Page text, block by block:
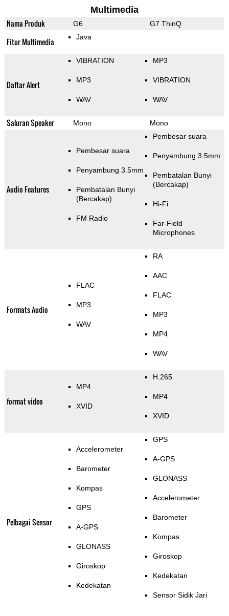
Multimedia
Nama Produk G6 G7 ThinQ
Fitur Multimedia Java
Daftar Alert
VIBRATION
MP3
WAV
MP3
VIBRATION
WAV
Saluran Speaker Mono Mono
Audio Features
Pembesar suara
Penyambung 3.5mm
Pembatalan Bunyi
(Bercakap)
FM Radio
Pembesar suara
Penyambung 3.5mm
Pembatalan Bunyi
(Bercakap)
Hi-Fi
Far-Field
Microphones
Formats Audio
FLAC
MP3
WAV
RA
AAC
FLAC
MP3
MP4
WAV
format video
MP4
XVID
H.265
MP4
XVID
Pelbagai Sensor
Accelerometer
Barometer
Kompas
GPS
A-GPS
GLONASS
Giroskop
Kedekatan
GPS
A-GPS
GLONASS
Accelerometer
Barometer
Kompas
Giroskop
Kedekatan
Sensor Sidik Jari